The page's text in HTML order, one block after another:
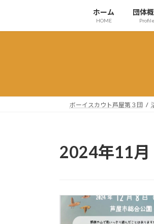
テ
ゲ
ホーム
HOME
団体
Profile
ボーイスカウト芦屋第３団
2024年11月